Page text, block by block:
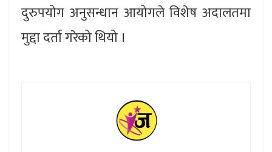
दुरुपयोग अनुसन्धान आयोगले विशेष अदालतमा
मुद्दा दर्ता गरेको थियो ।